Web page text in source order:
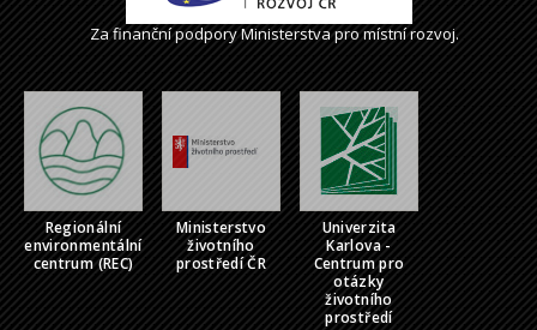
Za finanční podpory Ministerstva pro místní rozvoj.
Regionální
environmentální
centrum (REC)
Ministerstvo
životního
prostředí ČR
Univerzita
Karlova -
Centrum pro
otázky
životního
prostředí